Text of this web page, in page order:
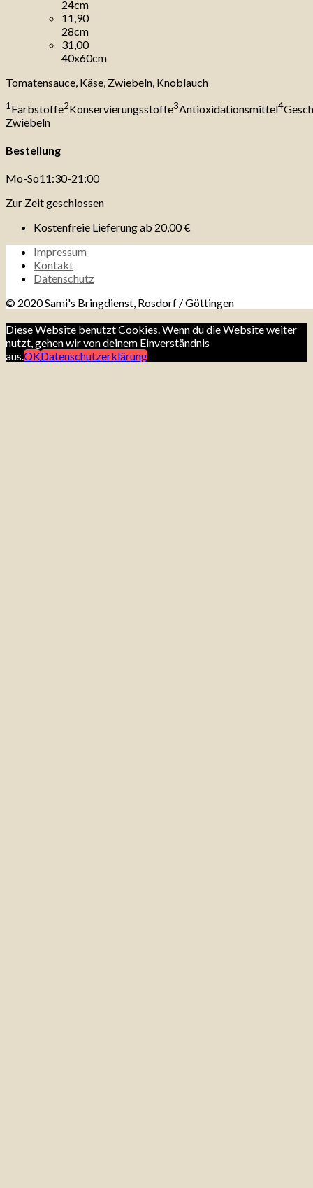
24cm
11,90
28cm
31,00
40x60cm
Tomatensauce, Käse, Zwiebeln, Knoblauch
1 Farbstoffe2Konservierungsstoffe3Antioxidationsmittel4
Zwiebeln
Bestellung
Mo-So11:30-21:00
Zur Zeit geschlossen
Kostenfreie Lieferung ab 20,00 €
Impressum
Kontakt
Datenschutz
© 2020 Sami's Bringdienst, Rosdorf / Göttingen
Diese Website benutzt Cookies. Wenn du die Website weiter
nutzt, gehen wir von deinem Einverständnis
aus.OKDatenschutzerklärung